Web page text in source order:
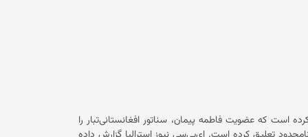
است که عضویت فاطمه پیمان، سناتور افغانستانی‌تبار را